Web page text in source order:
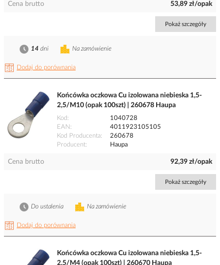
Cena brutto 53,89 zł/opak
Pokaż szczegóły
Dodaj do porównania
Na zamówienie
14 dni
Końcówka oczkowa Cu izolowana niebieska 1,5-
2,5/M10 (opak 100szt) | 260678 Haupa
Kod
1040728
EAN
4011923105105
Kod Producenta
260678
Producent
Haupa
Cena brutto 92,39 zł/opak
Pokaż szczegóły
Dodaj do porównania
Na zamówienie
Do ustalenia
Końcówka oczkowa Cu izolowana niebieska 1,5-
2,5/M4 (opak 100szt) | 260670 Haupa